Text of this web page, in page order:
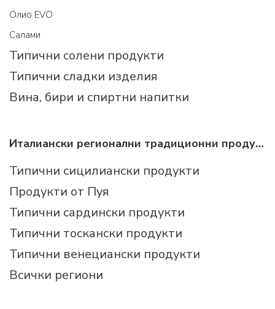
Олио EVO
Салами
Типични солени продукти
Типични сладки изделия
Вина, бири и спиртни напитки
Италиански регионални традиционни продукти
Типични сицилиански продукти
Продукти от Пуя
Типични сардински продукти
Типични тоскански продукти
Типични венециански продукти
Всички региони